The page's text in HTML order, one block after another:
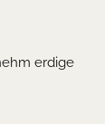
erdige